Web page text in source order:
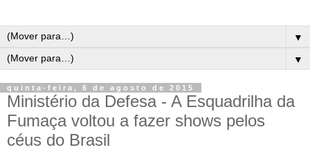
▼
▼
quinta-feira, 6 de agosto de 2015
Ministério da Defesa - A Esquadrilha da
Fumaça voltou a fazer shows pelos
céus do Brasil